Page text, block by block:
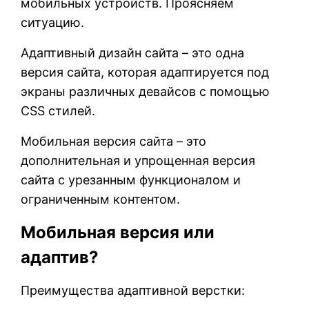
ситуацию.
Адаптивный дизайн сайта – это одна
версия сайта, которая адаптируется под
экраны различных девайсов с помощью
CSS стилей.
Мобильная версия сайта – это
дополнительная и упрощенная версия
сайта с урезанным функционалом и
ограниченным контентом.
Мобильная версия или
адаптив?
Преимущества адаптивной верстки: